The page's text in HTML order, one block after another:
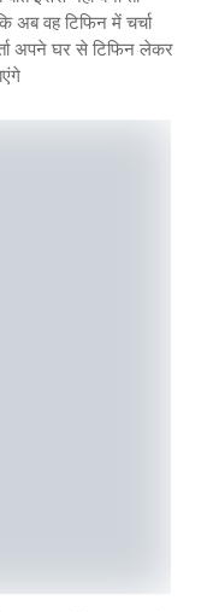
अब वह टिफिन में चर्चा
अपने घर से टिफिन लेकर